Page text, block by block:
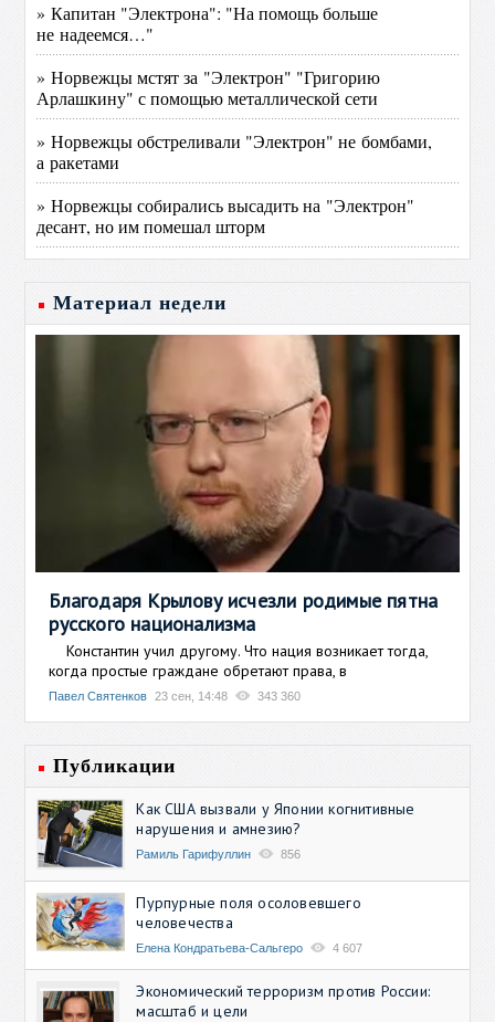
» Капитан "Электрона": "На помощь больше
не надеемся…"
» Норвежцы мстят за "Электрон" "Григорию
Арлашкину" с помощью металлической сети
» Норвежцы обстреливали "Электрон" не бомбами,
а ракетами
» Норвежцы собирались высадить на "Электрон"
десант, но им помешал шторм
Материал недели
Благодаря Крылову исчезли родимые пятна
русского национализма
Константин учил другому. Что нация возникает тогда,
когда простые граждане обретают права, в
Павел Святенков 23 сен, 14:48 343 360
Публикации
Как США вызвали у Японии когнитивные
нарушения и амнезию?
Рамиль Гарифуллин 856
Пурпурные поля осоловевшего
человечества
Елена Кондратьева-Сальгеро 4 607
Экономический терроризм против России:
масштаб и цели